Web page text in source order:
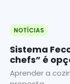
NOTÍCIAS
Sistema
chefs” é
crianças na
Aprender a